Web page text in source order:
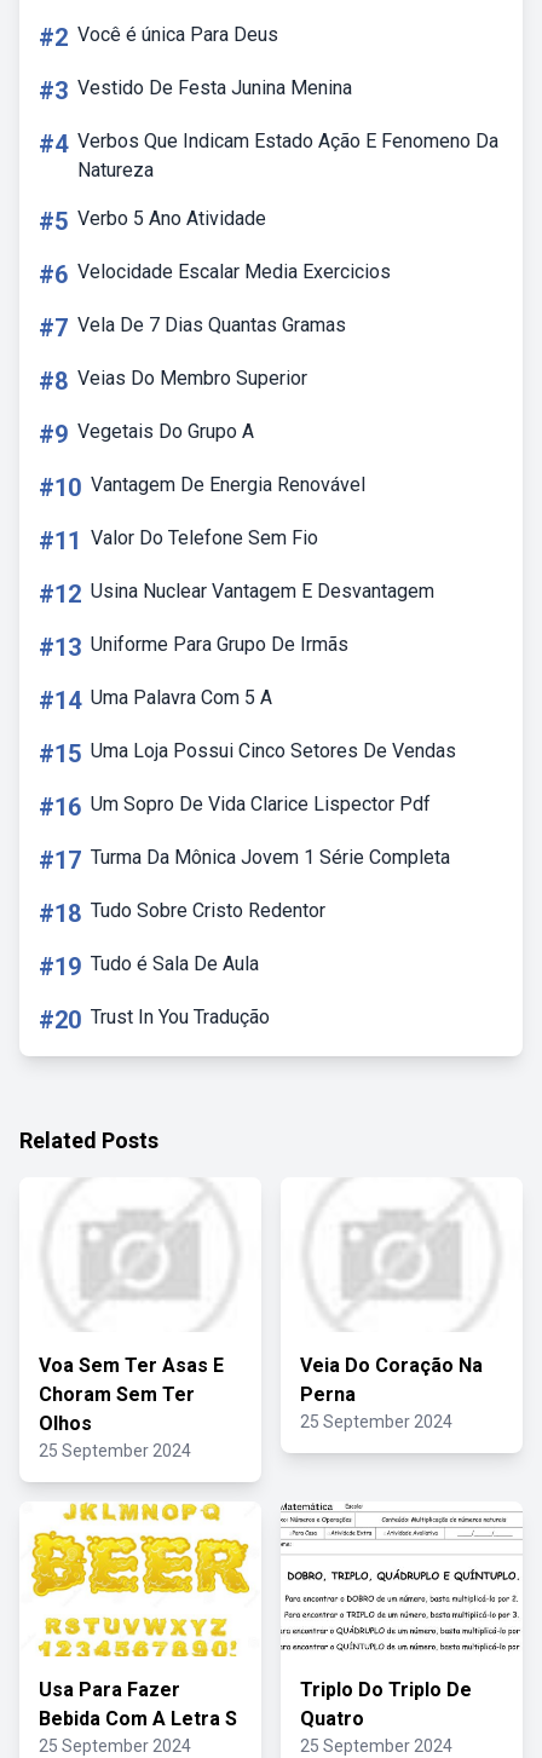
#2 Você é única Para Deus
#3 Vestido De Festa Junina Menina
#4 Verbos Que Indicam Estado Ação E Fenomeno Da
Natureza
#5 Verbo 5 Ano Atividade
#6 Velocidade Escalar Media Exercicios
#7 Vela De 7 Dias Quantas Gramas
#8 Veias Do Membro Superior
#9 Vegetais Do Grupo A
#10 Vantagem De Energia Renovável
#11 Valor Do Telefone Sem Fio
#12 Usina Nuclear Vantagem E Desvantagem
#13 Uniforme Para Grupo De Irmãs
#14 Uma Palavra Com 5 A
#15 Uma Loja Possui Cinco Setores De Vendas
#16 Um Sopro De Vida Clarice Lispector Pdf
#17 Turma Da Mônica Jovem 1 Série Completa
#18 Tudo Sobre Cristo Redentor
#19 Tudo é Sala De Aula
#20 Trust In You Tradução
Related Posts
Voa Sem Ter Asas E
Choram Sem Ter
Olhos
25 September 2024
Veia Do Coração Na
Perna
25 September 2024
Usa Para Fazer
Bebida Com A Letra S
25 September 2024
Triplo Do Triplo De
Quatro
25 September 2024